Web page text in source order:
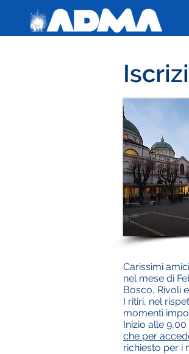
Carissimi
nel mese di
Bosco, Rivoli
I ritiri, nel
momenti
Inizio alle
che per
richiesto per i